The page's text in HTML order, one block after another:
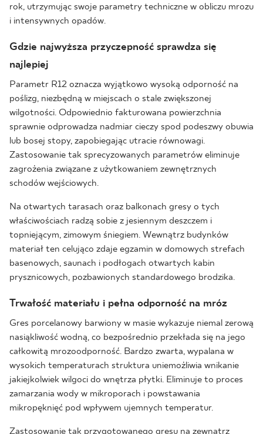
rok, utrzymując swoje parametry techniczne w obliczu mrozu
i intensywnych opadów.
Gdzie najwyższa przyczepność sprawdza się
najlepiej
Parametr R12 oznacza wyjątkowo wysoką odporność na
poślizg, niezbędną w miejscach o stale zwiększonej
wilgotności. Odpowiednio fakturowana powierzchnia
sprawnie odprowadza nadmiar cieczy spod podeszwy obuwia
lub bosej stopy, zapobiegając utracie równowagi.
Zastosowanie tak sprecyzowanych parametrów eliminuje
zagrożenia związane z użytkowaniem zewnętrznych
schodów wejściowych.
Na otwartych tarasach oraz balkonach gresy o tych
właściwościach radzą sobie z jesiennym deszczem i
topniejącym, zimowym śniegiem. Wewnątrz budynków
materiał ten celująco zdaje egzamin w domowych strefach
basenowych, saunach i podłogach otwartych kabin
prysznicowych, pozbawionych standardowego brodzika.
Trwałość materiału i pełna odporność na mróz
Gres porcelanowy barwiony w masie wykazuje niemal zerową
nasiąkliwość wodną, co bezpośrednio przekłada się na jego
całkowitą mrozoodporność. Bardzo zwarta, wypalana w
wysokich temperaturach struktura uniemożliwia wnikanie
jakiejkolwiek wilgoci do wnętrza płytki. Eliminuje to proces
zamarzania wody w mikroporach i powstawania
mikropęknięć pod wpływem ujemnych temperatur.
Zastosowanie tak przygotowanego gresu na zewnątrz